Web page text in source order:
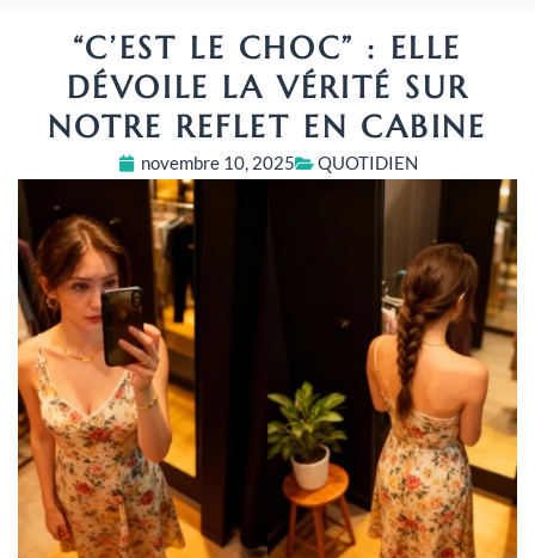
“C’EST LE CHOC” : ELLE
DÉVOILE LA VÉRITÉ SUR
NOTRE REFLET EN CABINE
novembre 10, 2025 QUOTIDIEN